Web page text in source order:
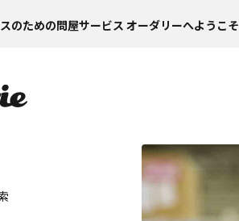
のための問屋サービス オーダリーへようこそ